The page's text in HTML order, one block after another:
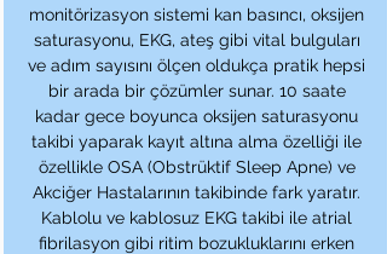
monitörizasyon sistemi kan basıncı, oksijen
saturasyonu, EKG, ateş gibi vital bulguları
ve adım sayısını ölçen oldukça pratik hepsi
bir arada bir çözümler sunar. 10 saate
kadar gece boyunca oksijen saturasyonu
takibi yaparak kayıt altına alma özelliği ile
özellikle OSA (Obstrüktif Sleep Apne) ve
Akciğer Hastalarının takibinde fark yaratır.
Kablolu ve kablosuz EKG takibi ile atrial
fibrilasyon gibi ritim bozukluklarını erken